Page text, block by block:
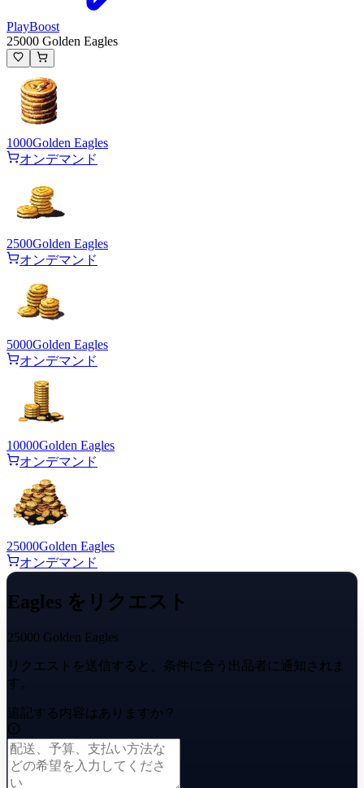
PlayBoost
25000 Golden Eagles
1000Golden Eagles
オンデマンド
2500Golden Eagles
オンデマンド
5000Golden Eagles
オンデマンド
10000Golden Eagles
オンデマンド
25000Golden Eagles
オンデマンド
Eagles をリクエスト
25000 Golden Eagles
リクエストを送信すると、条件に合う出品者に通知されま
す。
追記する内容はありますか？